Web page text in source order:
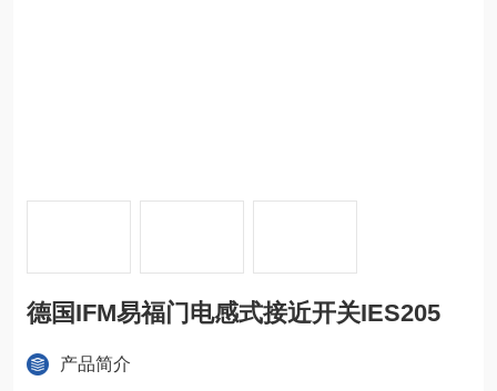
德国IFM易福门电感式接近开关IES205
产品简介